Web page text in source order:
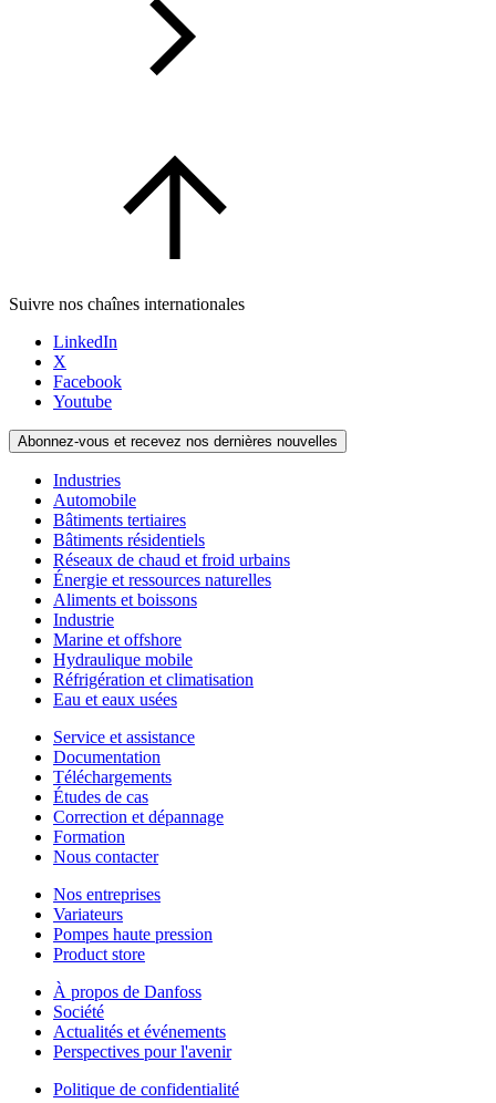
Suivre nos chaînes internationales
LinkedIn
X
Facebook
Youtube
Abonnez-vous et recevez nos dernières nouvelles
Industries
Automobile
Bâtiments tertiaires
Bâtiments résidentiels
Réseaux de chaud et froid urbains
Énergie et ressources naturelles
Aliments et boissons
Industrie
Marine et offshore
Hydraulique mobile
Réfrigération et climatisation
Eau et eaux usées
Service et assistance
Documentation
Téléchargements
Études de cas
Correction et dépannage
Formation
Nous contacter
Nos entreprises
Variateurs
Pompes haute pression
Product store
À propos de Danfoss
Société
Actualités et événements
Perspectives pour l'avenir
Politique de confidentialité